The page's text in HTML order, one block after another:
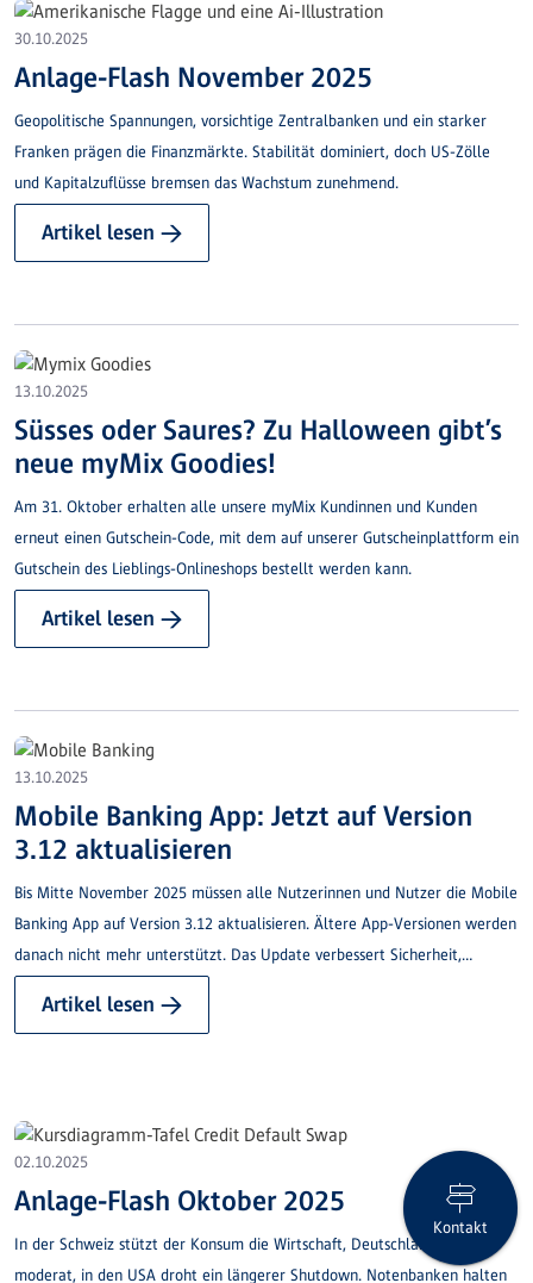
30.10.2025
Anlage-Flash November 2025
Geopolitische Spannungen, vorsichtige Zentralbanken und ein starker
Franken prägen die Finanzmärkte. Stabilität dominiert, doch US-Zölle
und Kapitalzuflüsse bremsen das Wachstum zunehmend.
Artikel lesen →
13.10.2025
Süsses oder Saures? Zu Halloween gibt’s
neue myMix Goodies!
Am 31. Oktober erhalten alle unsere myMix Kundinnen und Kunden
erneut einen Gutschein-Code, mit dem auf unserer Gutscheinplattform ein
Gutschein des Lieblings-Onlineshops bestellt werden kann.
Artikel lesen →
13.10.2025
Mobile Banking App: Jetzt auf Version
3.12 aktualisieren
Bis Mitte November 2025 müssen alle Nutzerinnen und Nutzer die Mobile
Banking App auf Version 3.12 aktualisieren. Ältere App-Versionen werden
danach nicht mehr unterstützt. Das Update verbessert Sicherheit,
Artikel lesen →
02.10.2025
Anlage-Flash Oktober 2025
In der Schweiz stützt der Konsum die Wirtschaft, Deutschland wächst
moderat, in den USA droht ein längerer Shutdown. Notenbanken halten
Kontakt